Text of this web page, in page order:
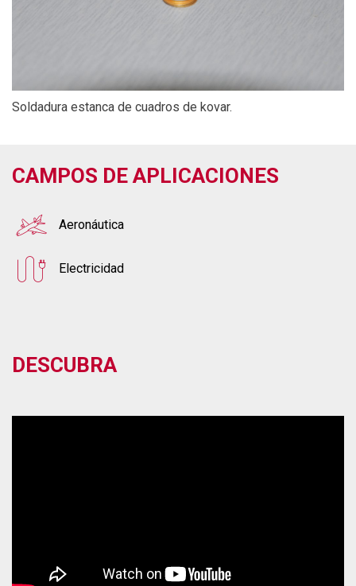
Soldadura estanca de cuadros de kovar.
CAMPOS DE APLICACIONES
Aeronáutica
Electricidad
DESCUBRA